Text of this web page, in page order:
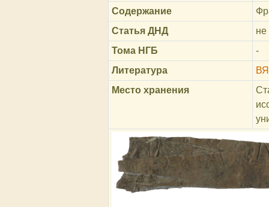
Содержание
Статья ДНД
Тома НГБ
-
Литература
Место хранения